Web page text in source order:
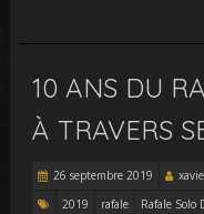
10 ANS DU
À TRAVERS
26 septembre 2019
2019
rafale Rafale Solo